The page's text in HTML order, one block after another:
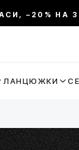
НА 3
ЛАНЦЮЖКИ